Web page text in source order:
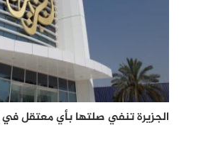
الجزيرة تنفي صلتها بأي معتقل في